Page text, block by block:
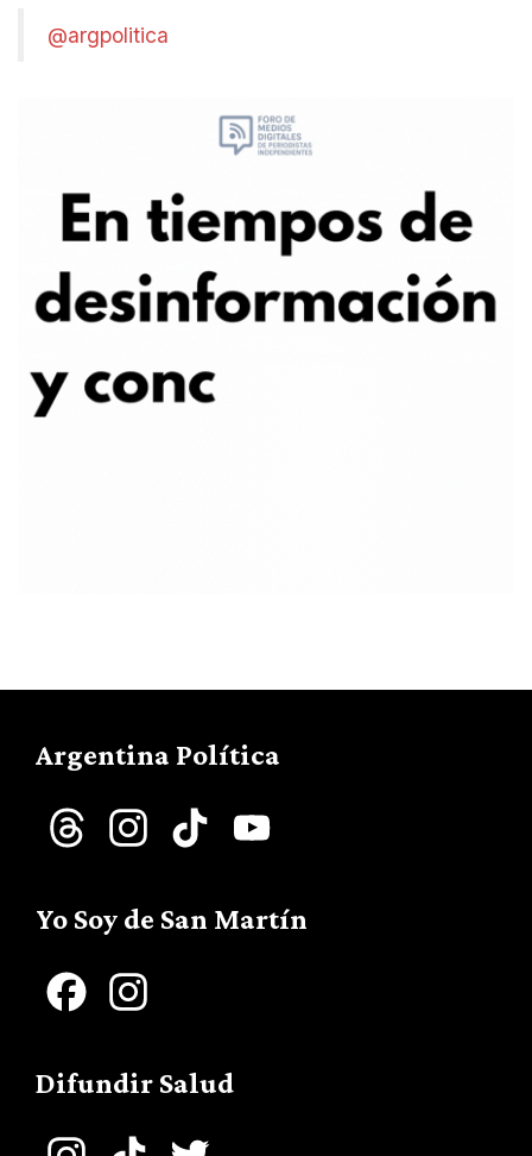
@argpolitica
Argentina Política
Threads InstagramTikTok
Yo Soy de San Martín
Facebook
Difundir Salud